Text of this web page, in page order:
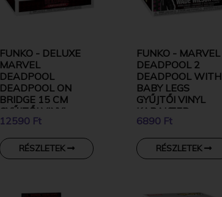
FUNKO - DELUXE
MARVEL
DEADPOOL
DEADPOOL ON
BRIDGE 15 CM
GYŰJTŐI VINYL
KARAKTER
12590 Ft
RÉSZLETEK
FUNKO - MARVEL
DEADPOOL 2
DEADPOOL WITH
BABY LEGS
GYŰJTŐI VINYL
KARAKTER
6890 Ft
RÉSZLETEK